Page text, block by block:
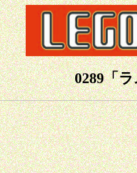
0289「